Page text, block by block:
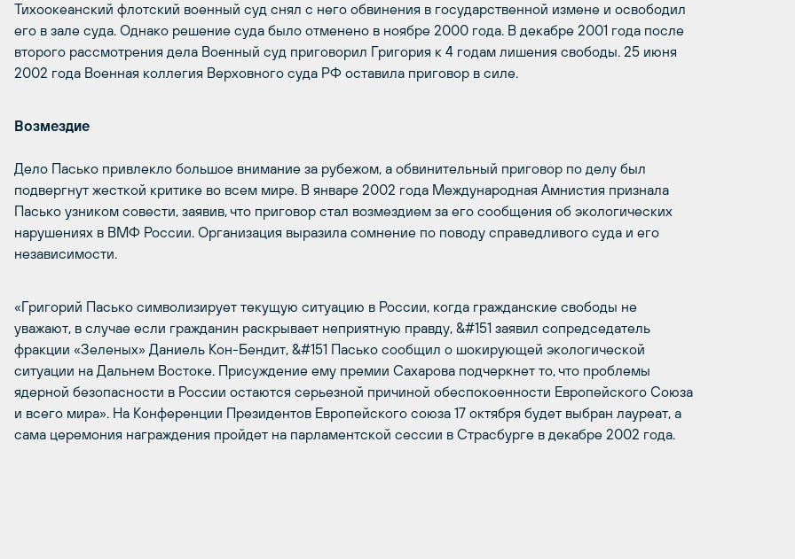
Тихоокеанский флотский военный суд снял с него обвинения в государственной измене и освободил
его в зале суда. Однако решение суда было отменено в ноябре 2000 года. В декабре 2001 года после
второго рассмотрения дела Военный суд приговорил Григория к 4 годам лишения свободы. 25 июня
2002 года Военная коллегия Верховного суда РФ оставила приговор в силе.
Возмездие
Дело Пасько привлекло большое внимание за рубежом, а обвинительный приговор по делу был
подвергнут жесткой критике во всем мире. В январе 2002 года Международная Амнистия признала
Пасько узником совести, заявив, что приговор стал возмездием за его сообщения об экологических
нарушениях в ВМФ России. Организация выразила сомнение по поводу справедливого суда и его
независимости.
«Григорий Пасько символизирует текущую ситуацию в России, когда гражданские свободы не
уважают, в случае если гражданин раскрывает неприятную правду, &#151 заявил сопредседатель
фракции «Зеленых» Даниель Кон-Бендит, &#151 Пасько сообщил о шокирующей экологической
ситуации на Дальнем Востоке. Присуждение ему премии Сахарова подчеркнет то, что проблемы
ядерной безопасности в России остаются серьезной причиной обеспокоенности Европейского Союза
и всего мира». На Конференции Президентов Европейского союза 17 октября будет выбран лауреат, а
сама церемония награждения пройдет на парламентской сессии в Страсбурге в декабре 2002 года.